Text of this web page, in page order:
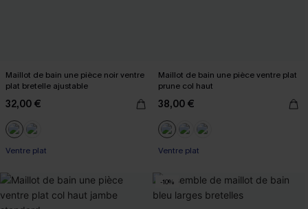
Maillot de bain une pièce noir ventre
plat bretelle ajustable
32,00 €
Ventre plat
Maillot de bain une pièce ventre plat
prune col haut
38,00 €
Ventre plat
-10%